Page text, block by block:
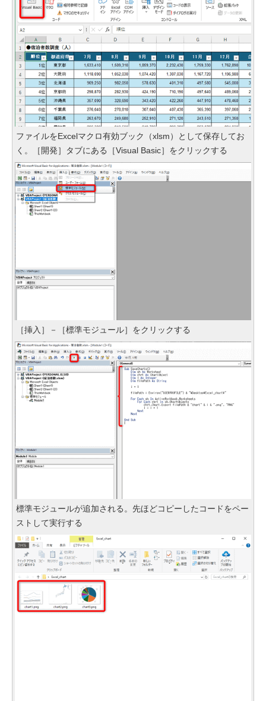
ファイルをExcelマクロ有効ブック（xlsm）として保存してお
く。［開発］タブにある［Visual Basic］をクリックする
［挿入］－［標準モジュール］をクリックする
標準モジュールが追加される。先ほどコピーしたコードをペー
ストして実行する